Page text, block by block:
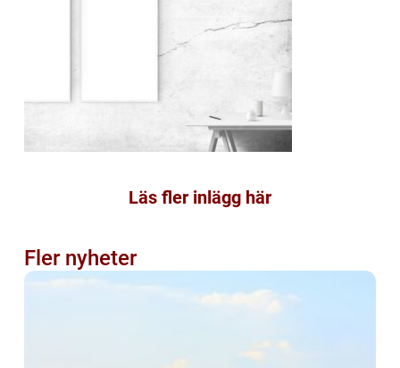
Läs fler inlägg här
Fler nyheter